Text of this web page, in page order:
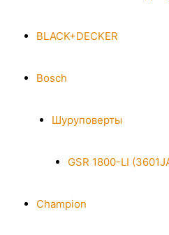
BLACK+DECKER
Bosch
Шуруповерты
GSR 1800-LI
Champion